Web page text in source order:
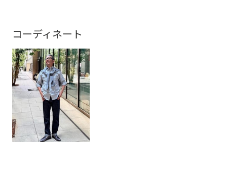
コーディネート